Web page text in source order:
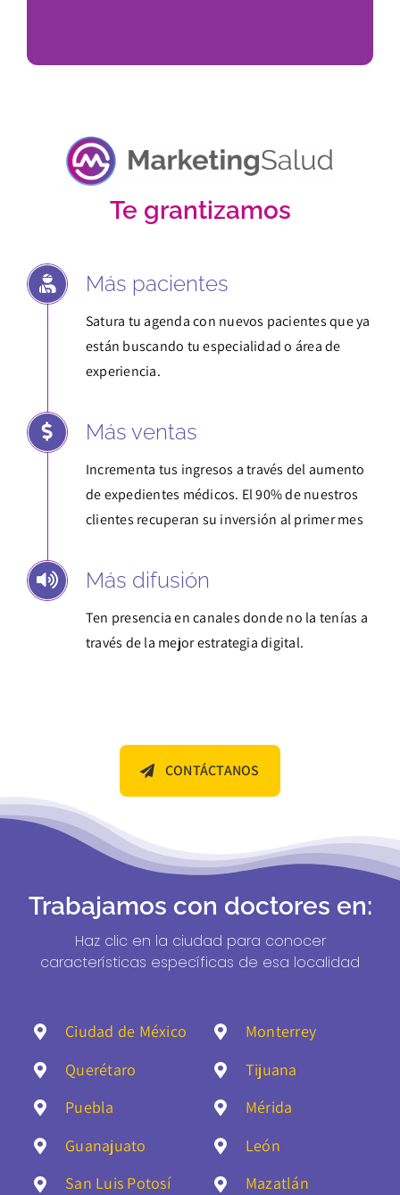
Te grantizamos
Más pacientes
Satura tu agenda con nuevos pacientes que ya
están buscando tu especialidad o área de
experiencia.
Más ventas
Incrementa tus ingresos a través del aumento
de expedientes médicos. El 90% de nuestros
clientes recuperan su inversión al primer mes
Más difusión
Ten presencia en canales donde no la tenías a
través de la mejor estrategia digital.
CONTÁCTANOS
Trabajamos con doctores en:
Haz clic en la ciudad para conocer
características específicas de esa localidad
Ciudad de México
Querétaro
Puebla
Guanajuato
San Luis Potosí
Monterrey
Tijuana
Mérida
León
Mazatlán